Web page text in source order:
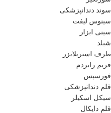
سوند دندانپزشکی
سینوس لیفت
سینی ابزار
شیلد
ظرف استریلایزر
فریم رابردم
فورسپس
قلم دندانپزشکی
سیکل اسکیلر
قلم دایکال